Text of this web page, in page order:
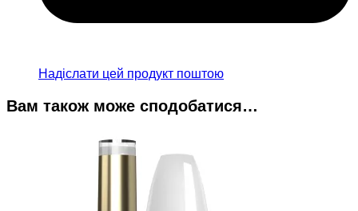
Надіслати цей продукт поштою
Вам також може сподобатися…